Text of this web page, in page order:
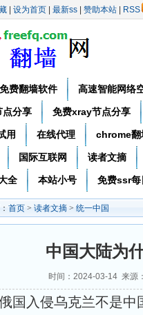
设为首页 最新ss 赞助本站 RSS
免费翻墙软件 高速智能网络
分享 免费xray节点分享
用 在线代理 chrome
国际互联网 读者文摘
全 本站小号 免费ssr每
首页 > 读者文摘 > 统一中国
中国大陆为
时间：2024-03-14 来源：
国入侵乌克兰不是中